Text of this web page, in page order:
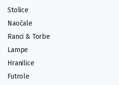
Stolice
Naočale
Ranci & Torbe
Lampe
Hranilice
Futrole